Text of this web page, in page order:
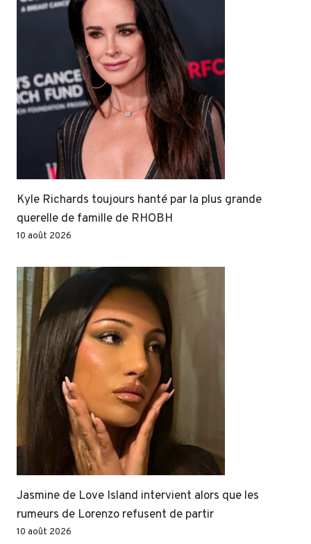
Kyle Richards toujours hanté par la plus grande
querelle de famille de RHOBH
10 août 2026
Jasmine de Love Island intervient alors que les
rumeurs de Lorenzo refusent de partir
10 août 2026